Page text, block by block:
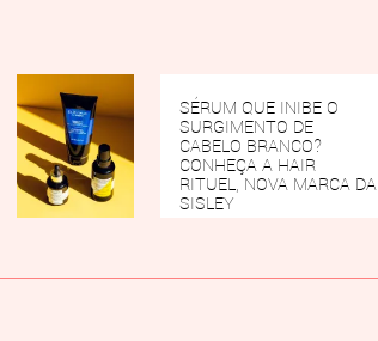
SÉRUM QUE INIBE O
SURGIMENTO DE
CABELO BRANCO?
CONHEÇA A HAIR
RITUEL, NOVA MARCA DA
SISLEY